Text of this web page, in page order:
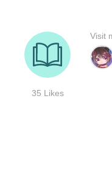
35 Likes
Visit